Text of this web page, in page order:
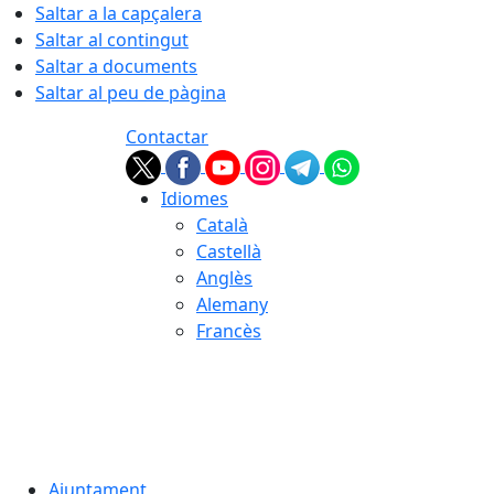
Saltar a la capçalera
Saltar al contingut
Saltar a documents
Saltar al peu de pàgina
Contactar
Idiomes
Català
Castellà
Anglès
Alemany
Francès